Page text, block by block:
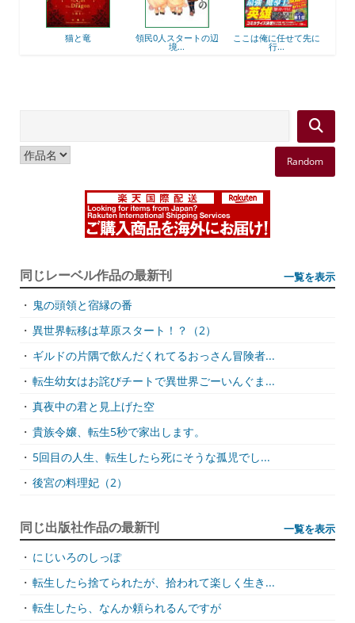
猫と竜 領民0人スタートの辺
境...
ここは俺に任せて先に
行...
Random
同じレーベル作品の最新刊 一覧を表示
・ 鬼の頭領と宿縁の番
・ 異世界転移は草原スタート！？（2）
・ ギルドの片隅で飲んだくれてるおっさん冒険者...
・ 転生幼女はお詫びチートで異世界ごーいんぐま...
・ 真夜中の君と見上げた空
・ 貴族令嬢、転生5秒で家出します。
・ 5回目の人生、転生したら死にそうな孤児でし...
・ 後宮の料理妃（2）
同じ出版社作品の最新刊 一覧を表示
・ にじいろのしっぽ
・ 転生したら捨てられたが、拾われて楽しく生き...
・ 転生したら、なんか頼られるんですが